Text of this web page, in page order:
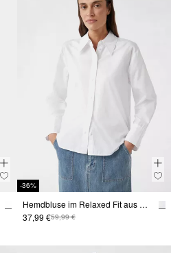
-36%
Hemdbluse im Relaxed Fit aus Baumwolle
37,99 €59,99 €